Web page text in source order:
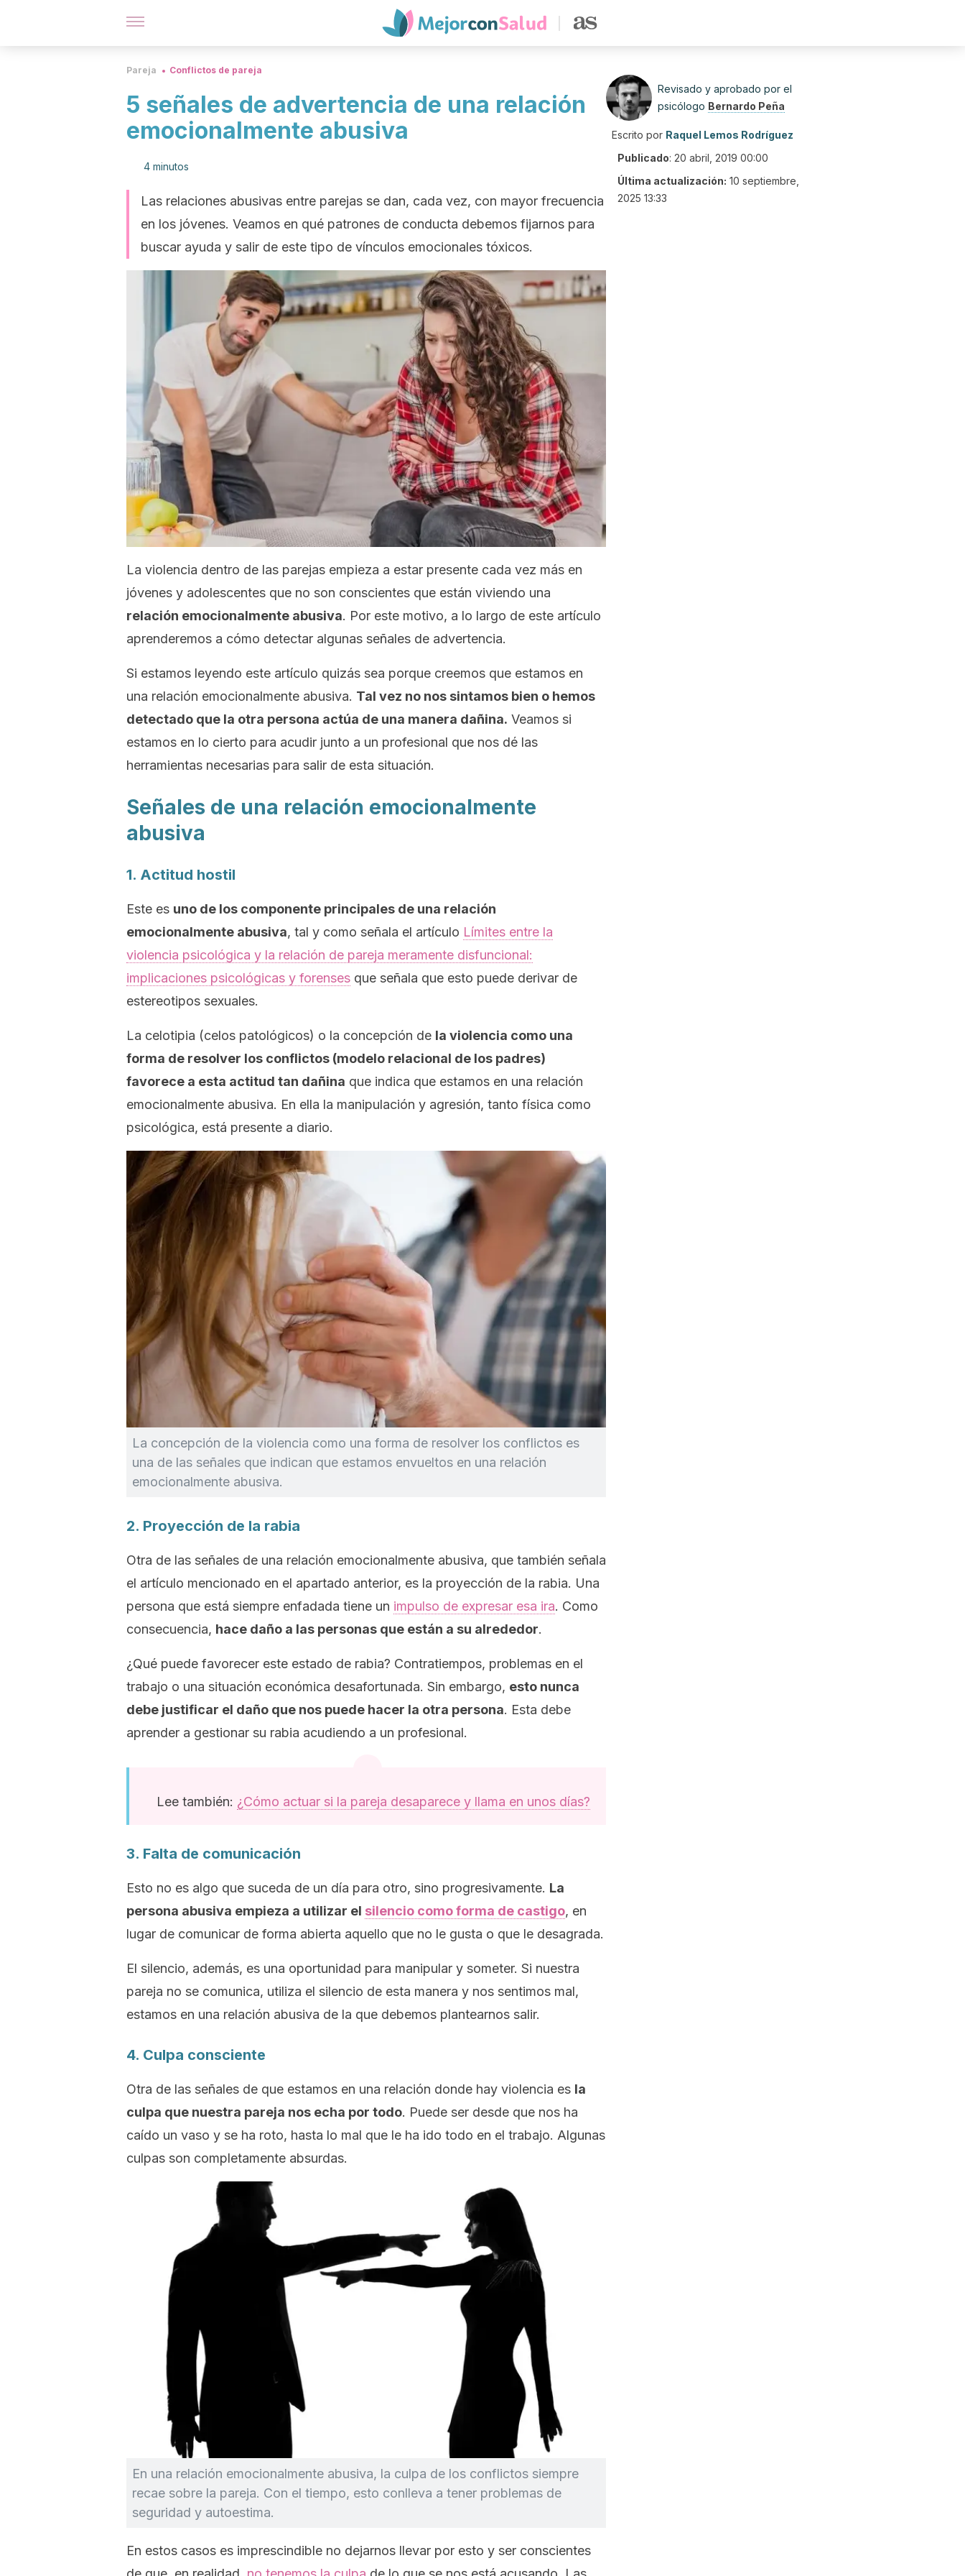
Pareja Conflictos de pareja
5 señales de advertencia de una relación
emocionalmente abusiva
4 minutos
Las relaciones abusivas entre parejas se dan, cada vez, con mayor frecuencia
en los jóvenes. Veamos en qué patrones de conducta debemos fijarnos para
buscar ayuda y salir de este tipo de vínculos emocionales tóxicos.
La violencia dentro de las parejas empieza a estar presente cada vez más en
jóvenes y adolescentes que no son conscientes que están viviendo una
relación emocionalmente abusiva. Por este motivo, a lo largo de este artículo
aprenderemos a cómo detectar algunas señales de advertencia.
Si estamos leyendo este artículo quizás sea porque creemos que estamos en
una relación emocionalmente abusiva. Tal vez no nos sintamos bien o hemos
detectado que la otra persona actúa de una manera dañina. Veamos si
estamos en lo cierto para acudir junto a un profesional que nos dé las
herramientas necesarias para salir de esta situación.
Señales de una relación emocionalmente
abusiva
1. Actitud hostil
Este es uno de los componente principales de una relación
emocionalmente abusiva, tal y como señala el artículo Límites entre la
violencia psicológica y la relación de pareja meramente disfuncional:
implicaciones psicológicas y forenses que señala que esto puede derivar de
estereotipos sexuales.
La celotipia (celos patológicos) o la concepción de la violencia como una
forma de resolver los conflictos (modelo relacional de los padres)
favorece a esta actitud tan dañina que indica que estamos en una relación
emocionalmente abusiva. En ella la manipulación y agresión, tanto física como
psicológica, está presente a diario.
La concepción de la violencia como una forma de resolver los conflictos es
una de las señales que indican que estamos envueltos en una relación
emocionalmente abusiva.
2. Proyección de la rabia
Otra de las señales de una relación emocionalmente abusiva, que también señala
el artículo mencionado en el apartado anterior, es la proyección de la rabia. Una
persona que está siempre enfadada tiene un impulso de expresar esa ira. Como
consecuencia, hace daño a las personas que están a su alrededor.
¿Qué puede favorecer este estado de rabia? Contratiempos, problemas en el
trabajo o una situación económica desafortunada. Sin embargo, esto nunca
debe justificar el daño que nos puede hacer la otra persona. Esta debe
aprender a gestionar su rabia acudiendo a un profesional.
Lee también: ¿Cómo actuar si la pareja desaparece y llama en unos días?
3. Falta de comunicación
Esto no es algo que suceda de un día para otro, sino progresivamente. La
persona abusiva empieza a utilizar el silencio como forma de castigo, en
lugar de comunicar de forma abierta aquello que no le gusta o que le desagrada.
El silencio, además, es una oportunidad para manipular y someter. Si nuestra
pareja no se comunica, utiliza el silencio de esta manera y nos sentimos mal,
estamos en una relación abusiva de la que debemos plantearnos salir.
4. Culpa consciente
Otra de las señales de que estamos en una relación donde hay violencia es la
culpa que nuestra pareja nos echa por todo. Puede ser desde que nos ha
caído un vaso y se ha roto, hasta lo mal que le ha ido todo en el trabajo. Algunas
culpas son completamente absurdas.
En una relación emocionalmente abusiva, la culpa de los conflictos siempre
recae sobre la pareja. Con el tiempo, esto conlleva a tener problemas de
seguridad y autoestima.
En estos casos es imprescindible no dejarnos llevar por esto y ser conscientes
Revisado y aprobado por el
psicólogo Bernardo Peña
Escrito por Raquel Lemos Rodríguez
Publicado: 20 abril, 2019 00:00
Última actualización: 10 septiembre,
2025 13:33